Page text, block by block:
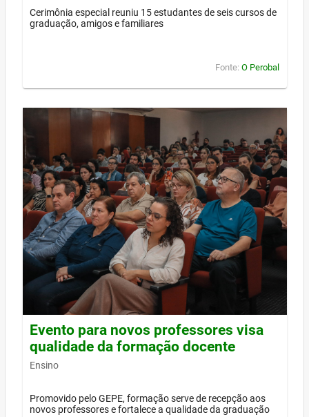
Cerimônia especial reuniu 15 estudantes de seis cursos de
graduação, amigos e familiares
Fonte: O Perobal
Evento para novos professores visa
qualidade da formação docente
Ensino
Promovido pelo GEPE, formação serve de recepção aos
novos professores e fortalece a qualidade da graduação